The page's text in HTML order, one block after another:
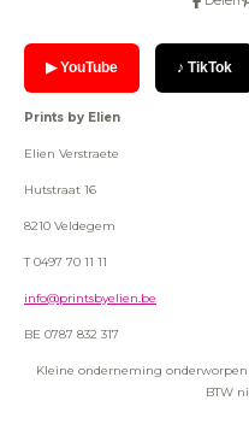
▶ YouTube ♪ TikTok
Prints by Elien
Elien Verstraete
Hutstraat 16
8210 Veldegem
T 0497 70 11 11
info@printsbyelien.be
BE 0787 832 317
Kleine onderneming
BTW